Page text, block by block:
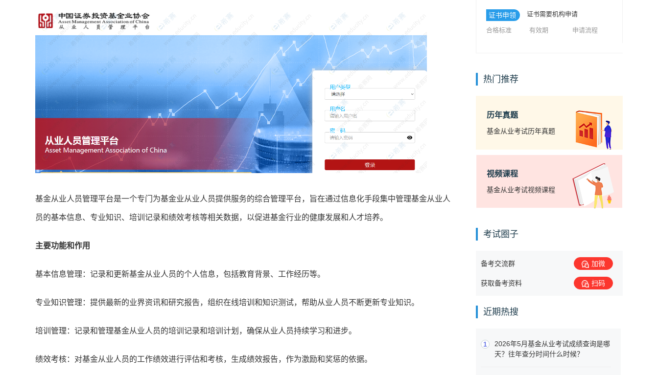
基金从业人员管理平台‌是一个专门为基金业从业人员提供服务的综合管理平台，旨在通过信息化手段集中管理基金从业人
员的基本信息、专业知识、培训记录和绩效考核等相关数据，以促进基金行业的健康发展和人才培养‌。
主要功能和作用
‌基本信息管理‌：记录和更新基金从业人员的个人信息，包括教育背景、工作经历等。
‌专业知识管理‌：提供最新的业界资讯和研究报告，组织在线培训和知识测试，帮助从业人员不断更新专业知识‌。
‌培训管理‌：记录和管理基金从业人员的培训记录和培训计划，确保从业人员持续学习和进步‌。
‌绩效考核‌：对基金从业人员的工作绩效进行评估和考核，生成绩效报告，作为激励和奖惩的依据‌。
证书申领 证书需要机构申请
合格标准 有效期 申请流程
热门推荐
历年真题
基金从业考试历年真题
视频课程
基金从业考试视频课程
考试圈子
备考交流群 加微
获取备考资料 扫码
近期热搜
1
2026年5月基金从业考试成绩查询是哪
天？往年查分时间什么时候？